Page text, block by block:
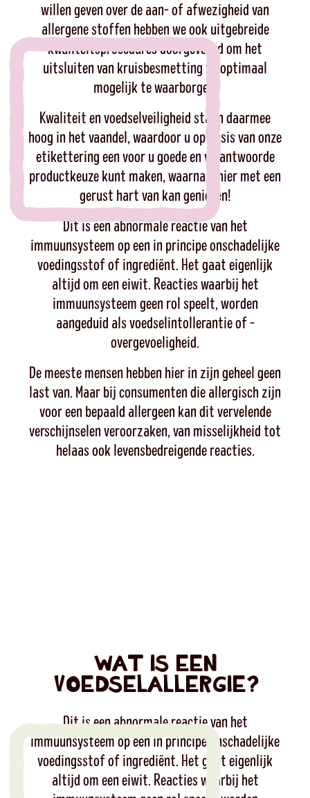
willen geven over de aan- of afwezigheid van
allergene stoffen hebben we ook uitgebreide
kwaliteitsprocedures doorgevoerd om het
uitsluiten van kruisbesmetting zo optimaal
mogelijk te waarborgen.
Kwaliteit en voedselveiligheid staan daarmee
hoog in het vaandel, waardoor u op basis van onze
etikettering een voor u goede en verantwoorde
productkeuze kunt maken, waarna u hier met een
gerust hart van kan genieten!
Dit is een abnormale reactie van het
immuunsysteem op een in principe onschadelijke
voedingsstof of ingrediënt. Het gaat eigenlijk
altijd om een eiwit. Reacties waarbij het
immuunsysteem geen rol speelt, worden
aangeduid als voedselintollerantie of -
overgevoeligheid.
De meeste mensen hebben hier in zijn geheel geen
last van. Maar bij consumenten die allergisch zijn
voor een bepaald allergeen kan dit vervelende
verschijnselen veroorzaken, van misselijkheid tot
helaas ook levensbedreigende reacties.
WAT IS EEN
VOEDSELALLERGIE?
Dit is een abnormale reactie van het
immuunsysteem op een in principe onschadelijke
voedingsstof of ingrediënt. Het gaat eigenlijk
altijd om een eiwit. Reacties waarbij het